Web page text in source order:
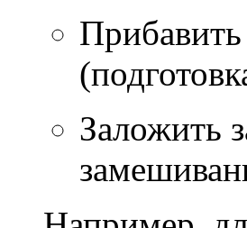
Прибавить
Заложить